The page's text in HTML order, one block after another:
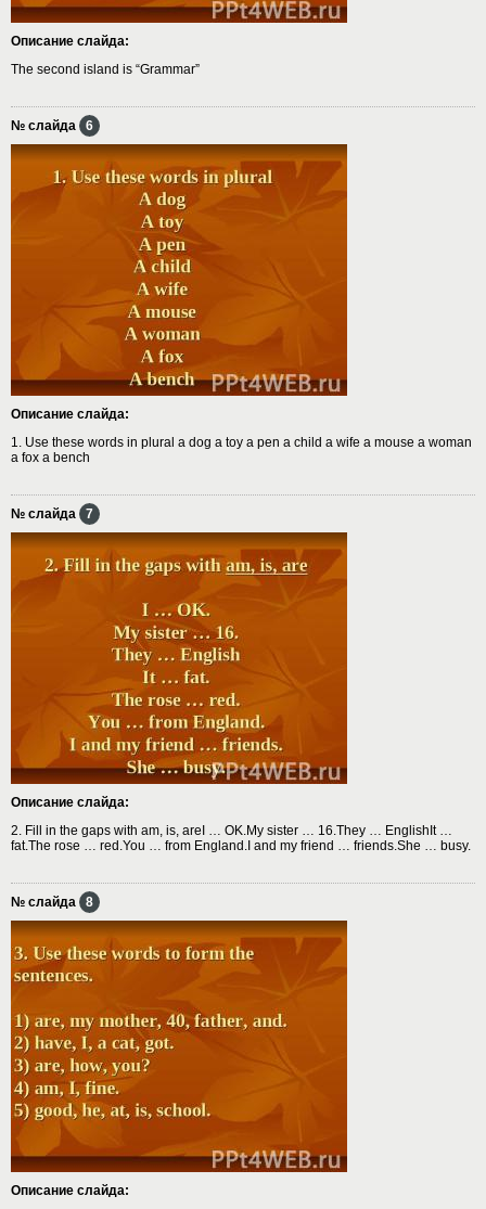
Описание слайда:
The second island is “Grammar”
№ слайда 6
Описание слайда:
1. Use these words in plural a dog a toy a pen a child a wife a mouse a woman
a fox a bench
№ слайда 7
Описание слайда:
2. Fill in the gaps with am, is, areI … OK.My sister … 16.They … EnglishIt …
fat.The rose … red.You … from England.I and my friend … friends.She … busy.
№ слайда 8
Описание слайда: